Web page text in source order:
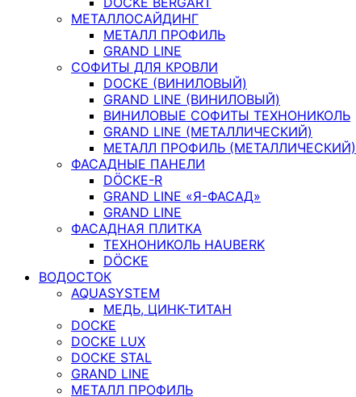
МЕТАЛЛОСАЙДИНГ
МЕТАЛЛ ПРОФИЛЬ
GRAND LINE
СОФИТЫ ДЛЯ КРОВЛИ
DOCKE (ВИНИЛОВЫЙ)
GRAND LINE (ВИНИЛОВЫЙ)
ВИНИЛОВЫЕ СОФИТЫ ТЕХНОНИКОЛЬ
GRAND LINE (МЕТАЛЛИЧЕСКИЙ)
МЕТАЛЛ ПРОФИЛЬ (МЕТАЛЛИЧЕСКИЙ)
ФАСАДНЫЕ ПАНЕЛИ
DÖCKE-R
GRAND LINE «Я-ФАСАД»
GRAND LINE
ФАСАДНАЯ ПЛИТКА
ТЕХНОНИКОЛЬ HAUBERK
DÖCKE
ВОДОСТОК
AQUASYSTEM
МЕДЬ, ЦИНК-ТИТАН
DOCKE
DOCKE LUX
DOCKE STAL
GRAND LINE
МЕТАЛЛ ПРОФИЛЬ